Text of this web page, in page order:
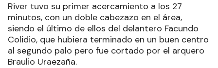
River tuvo su primer acercamiento a los 27
minutos, con un doble cabezazo en el área,
siendo el último de ellos del delantero Facundo
Colidio, que hubiera terminado en un buen centro
al segundo palo pero fue cortado por el arquero
Braulio Uraezaña.